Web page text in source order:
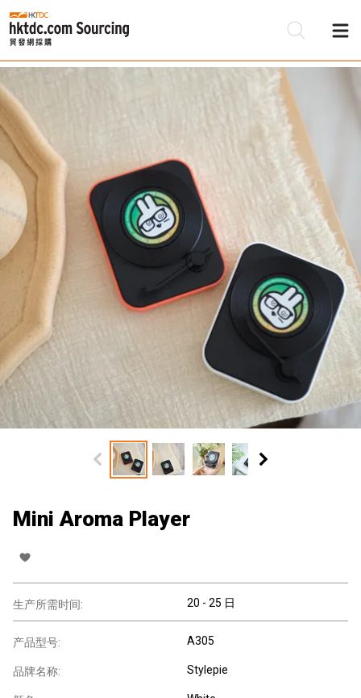
Mini Aroma Player
生产所需时间: 20 - 25 日
产品型号: A305
品牌名称: Stylepie